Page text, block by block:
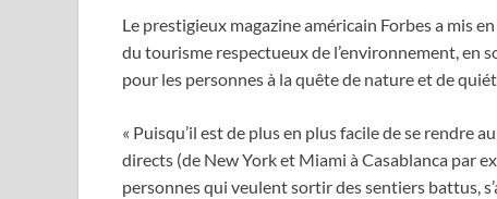
Le prestigieux magazine américain Forbes a mis
du tourisme respectueux de l’environnement, en
pour les personnes à la quête de nature et de
« Puisqu’il est de plus en plus facile de se rendre
directs (de New York et Miami à Casablanca par
personnes qui veulent sortir des sentiers battus,